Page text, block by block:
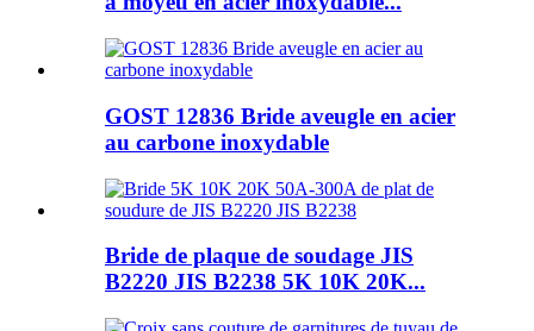
GOST 12836 Bride aveugle en acier
au carbone inoxydable
Bride de plaque de soudage JIS
B2220 JIS B2238 5K 10K 20K...